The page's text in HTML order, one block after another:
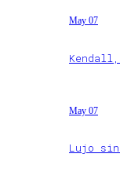
May 07
May 07
Lujo sin